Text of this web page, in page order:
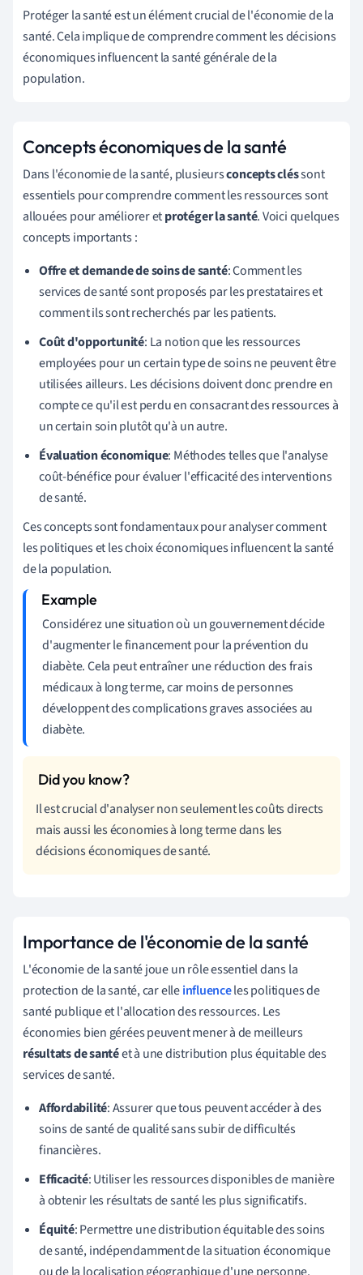
Protéger la santé est un élément crucial de l'économie de la
santé. Cela implique de comprendre comment les décisions
économiques influencent la santé générale de la
population.
Concepts économiques de la santé
Dans l'économie de la santé, plusieursconcepts cléssont
essentiels pour comprendre comment les ressources sont
allouées pour améliorer etprotéger la santé. Voici quelques
concepts importants :
Offre et demande de soins de santé: Comment les
services de santé sont proposés par les prestataires et
comment ils sont recherchés par les patients.
Coût d'opportunité: La notion que les ressources
employées pour un certain type de soins ne peuvent être
utilisées ailleurs. Les décisions doivent donc prendre en
compte ce qu'il est perdu en consacrant des ressources à
un certain soin plutôt qu'à un autre.
Évaluation économique: Méthodes telles que l'analyse
coût-bénéfice pour évaluer l'efficacité des interventions
de santé.
Ces concepts sont fondamentaux pour analyser comment
les politiques et les choix économiques influencent la santé
de la population.
Considérez une situation où un gouvernement décide
d'augmenter le financement pour la prévention du
diabète. Cela peut entraîner une réduction des frais
médicaux à long terme, car moins de personnes
développent des complications graves associées au
diabète.
Il est crucial d'analyser non seulement les coûts directs
mais aussi les économies à long terme dans les
décisions économiques de santé.
Importance de l'économie de la santé
L'économie de la santé joue un rôle essentiel dans la
protection de la santé, car elleinfluenceles politiques de
santé publique et l'allocation des ressources. Les
économies bien gérées peuvent mener à de meilleurs
résultats de santéet à une distribution plus équitable des
services de santé.
Affordabilité: Assurer que tous peuvent accéder à des
soins de santé de qualité sans subir de difficultés
financières.
Efficacité: Utiliser les ressources disponibles de manière
à obtenir les résultats de santé les plus significatifs.
Équité: Permettre une distribution équitable des soins
de santé, indépendamment de la situation économique
ou de la localisation géographique d'une personne.